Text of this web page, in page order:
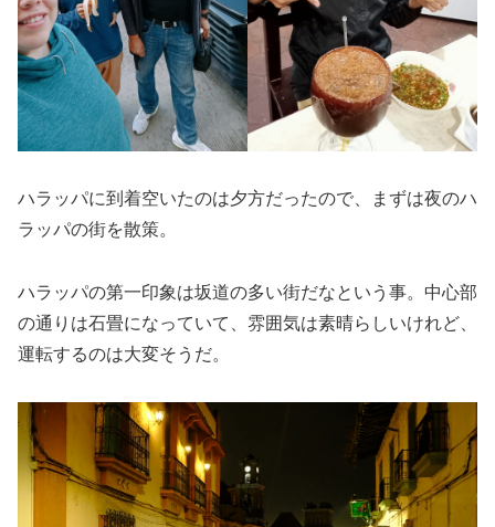
ハラッパに到着空いたのは夕方だったので、まずは夜のハ
ラッパの街を散策。
ハラッパの第一印象は坂道の多い街だなという事。中心部
の通りは石畳になっていて、雰囲気は素晴らしいけれど、
運転するのは大変そうだ。